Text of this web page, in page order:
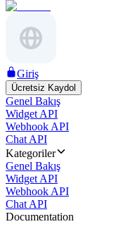
Giriş
Ücretsiz Kaydol
Genel Bakış
Widget API
Webhook API
Chat API
Kategoriler
Genel Bakış
Widget API
Webhook API
Chat API
Documentation